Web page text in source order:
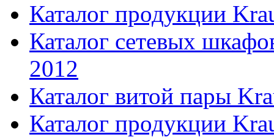
Каталог продукции
Каталог сетевых
2012
Каталог витой пары
Каталог продукции